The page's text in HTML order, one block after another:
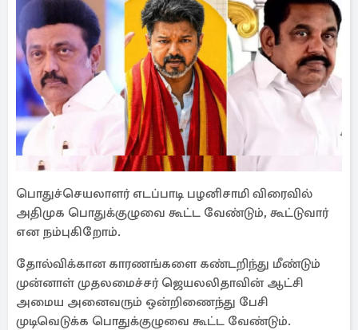
பொதுச்செயலாளர் எடப்பாடி பழனிசாமி விரைவில்
அதிமுக பொதுக்குழுவை கூட்ட வேண்டும், கூட்டுவார்
என நம்புகிறோம்.
தோல்விக்கான காரணங்களை கண்டறிந்து மீண்டும்
முன்னாள் முதலமைச்சர் ஜெயலலிதாவின் ஆட்சி
அமைய அனைவரும் ஒன்றிணைந்து பேசி
முடிவெடுக்க பொதுக்குழுவை கூட்ட வேண்டும்.